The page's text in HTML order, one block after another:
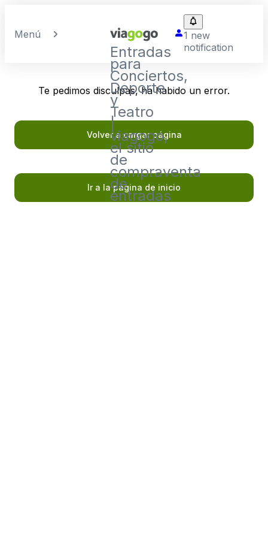
Menú
Entradas
para
Conciertos,
Deporte
y
Teatro
|
viagogo,
el sitio
de
compraventa
de
entradas
1 new
notification
Te pedimos disculpas, ha habido un error.
Volver a cargar página
Ir a la página de inicio